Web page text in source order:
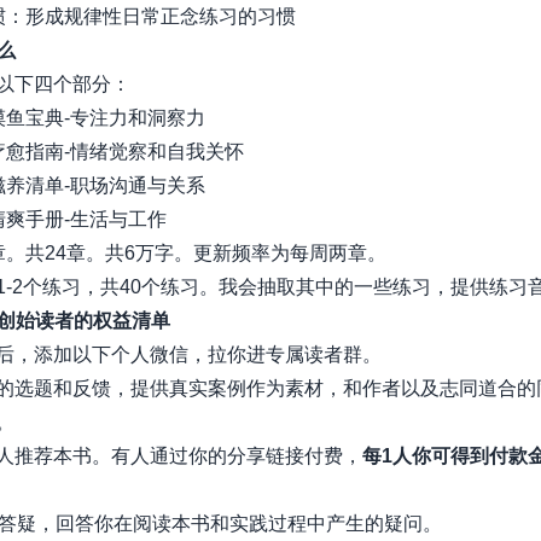
：形成规律性日常正念练习的习惯
下四个部分：
鱼宝典-专注力和洞察力
愈指南-情绪觉察和自我关怀
养清单-职场沟通与关系
爽手册-生活与工作
共24章。共6万字。更新频率为每周两章。
2个练习，共40个练习。我会抽取其中的一些练习，提供练习音
始读者的权益清单
，添加以下个人微信，拉你进专属读者群。
选题和反馈，提供真实案例作为素材，和作者以及志同道合的
推荐本书。有人通过你的分享链接付费， 每1人你可得到付款
疑，回答你在阅读本书和实践过程中产生的疑问。